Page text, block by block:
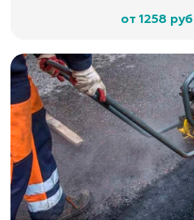
от 1258 руб